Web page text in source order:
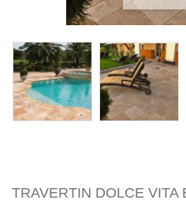
TRAVERTIN DOLCE VITA